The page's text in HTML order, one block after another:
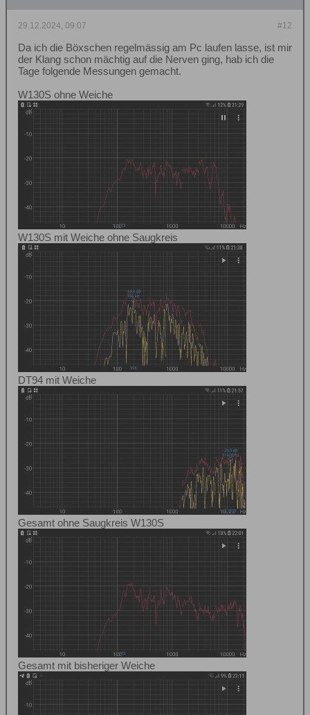
#12
29.12.2024, 09:07
Da ich die Böxschen regelmässig am Pc laufen lasse, ist mir
der Klang schon mächtig auf die Nerven ging, hab ich die
Tage folgende Messungen gemacht.
W130S ohne Weiche
W130S mit Weiche ohne Saugkreis
DT94 mit Weiche
Gesamt ohne Saugkreis W130S
Gesamt mit bisheriger Weiche